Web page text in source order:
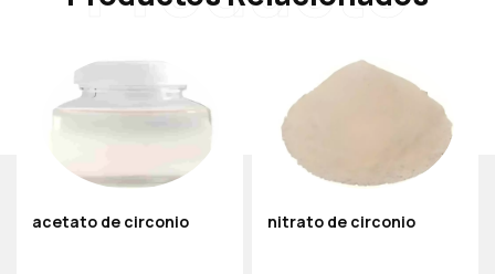
acetato de circonio nitrato de circonio